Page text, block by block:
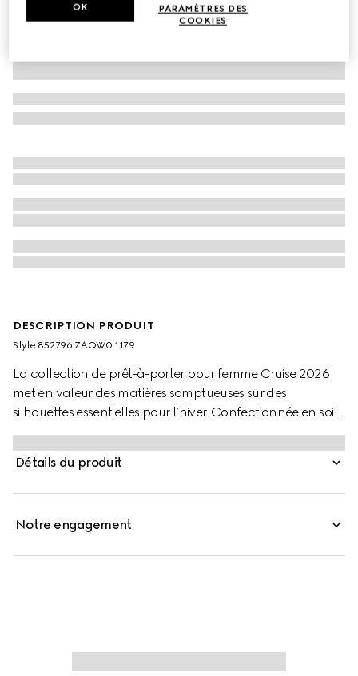
DESCRIPTION PRODUIT
Style ‎852796 ZAQW0 1179
La collection de prêt-à-porter pour femme Cruise 2026
met en valeur des matières somptueuses sur des
silhouettes essentielles pour l’hiver. Confectionnée en soie
et laine gris foncé, cette cape arbore le motif GG à
l’intérieur, tandis qu’un détail Mors vient compléter le
modèle.
Détails du produit
Notre engagement
PARAMÈTRES DES
COOKIES
OK